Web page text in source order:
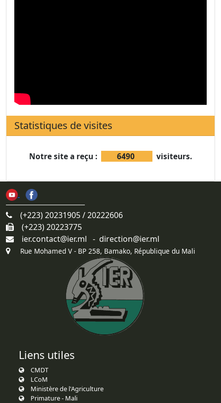
Statistiques de visites
Notre site a reçu : 6490 visiteurs.
(+223) 20231905 / 20222606
(+223) 20223775
ier.contact@ier.ml - direction@ier.ml
Rue Mohamed V - BP 258, Bamako, République du Mali
Liens utiles
CMDT
LCoM
Ministère de l'Agriculture
Primature - Mali